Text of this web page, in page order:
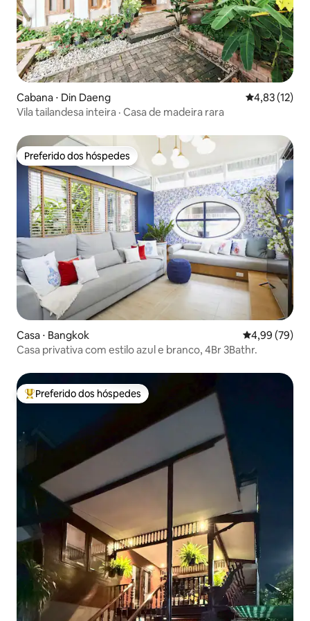
Cabana ⋅ Din Daeng 4,83 de uma
4,83 (12)
Vila tailandesa inteira · Casa de madeira rara
Preferido dos hóspedes
Preferido dos hóspedes
Casa ⋅ Bangkok 4,99 de uma
4,99 (79)
Casa privativa com estilo azul e branco, 4Br 3Bathr.
Entre os melhores preferidos dos hóspedes
Preferido dos hóspedes